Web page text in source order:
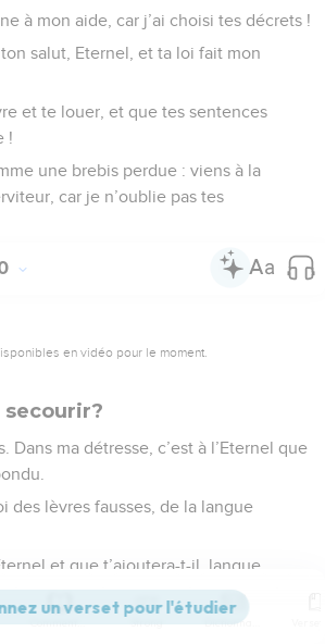
à mon aide, car j’ai choisi tes décrets !
salut, Eternel, et ta loi fait mon
et te louer, et que tes sentences
!
une brebis perdue : viens à la
car je n’oublie pas tes
en vidéo pour le moment.
secourir?
Dans ma détresse, c’est à l’Eternel que
des lèvres fausses, de la langue
et que t’ajoutera-t-il, langue
du guerrier avec des charbons ardents
Commentaires Strong